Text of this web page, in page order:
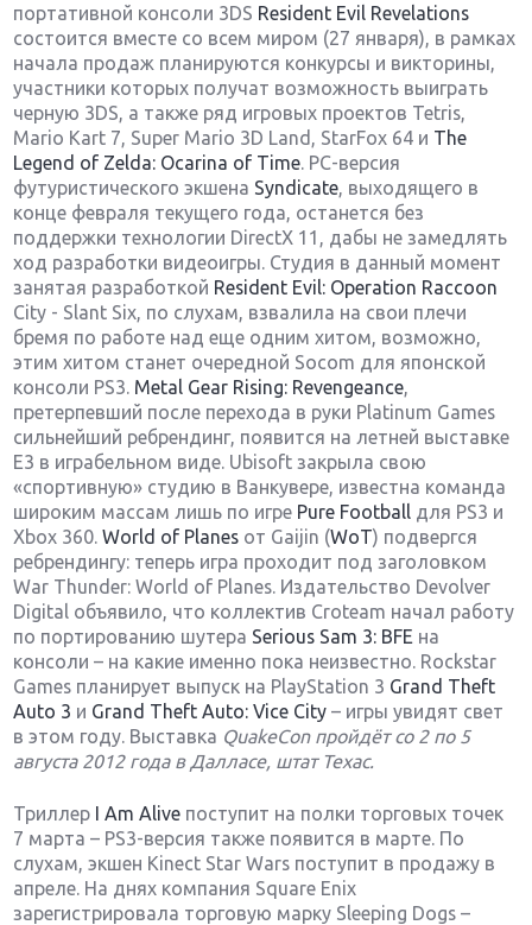
портативной консоли 3DS Resident Evil Revelations
состоится вместе со всем миром (27 января), в рамках
начала продаж планируются конкурсы и викторины,
участники которых получат возможность выиграть
черную 3DS, а также ряд игровых проектов Tetris,
Mario Kart 7, Super Mario 3D Land, StarFox 64 и The
Legend of Zelda: Ocarina of Time. PC-версия
футуристического экшена Syndicate, выходящего в
конце февраля текущего года, останется без
поддержки технологии DirectX 11, дабы не замедлять
ход разработки видеоигры. Студия в данный момент
занятая разработкой Resident Evil: Operation Raccoon
City - Slant Six, по слухам, взвалила на свои плечи
бремя по работе над еще одним хитом, возможно,
этим хитом станет очередной Socom для японской
консоли PS3. Metal Gear Rising: Revengeance,
претерпевший после перехода в руки Platinum Games
сильнейший ребрендинг, появится на летней выставке
Е3 в играбельном виде. Ubisoft закрыла свою
«спортивную» студию в Ванкувере, известна команда
широким массам лишь по игре Pure Football для PS3 и
Xbox 360.World of Planes от Gaijin (WoT) подвергся
ребрендингу: теперь игра проходит под заголовком
War Thunder: World of Planes. Издательство Devolver
Digital объявило, что коллектив Croteam начал работу
по портированию шутера Serious Sam 3: BFE на
консоли – на какие именно пока неизвестно. Rockstar
Games планирует выпуск на PlayStation 3 Grand Theft
Auto 3 и Grand Theft Auto: Vice City – игры увидят свет
в этом году. Выставка QuakeCon пройдёт со 2 по 5
августа 2012 года в Далласе, штат Техас.
Триллер I Am Alive поступит на полки торговых точек
7 марта – PS3-версия также появится в марте. По
слухам, экшен Kinect Star Wars поступит в продажу в
апреле. На днях компания Square Enix
зарегистрировала торговую марку Sleeping Dogs –